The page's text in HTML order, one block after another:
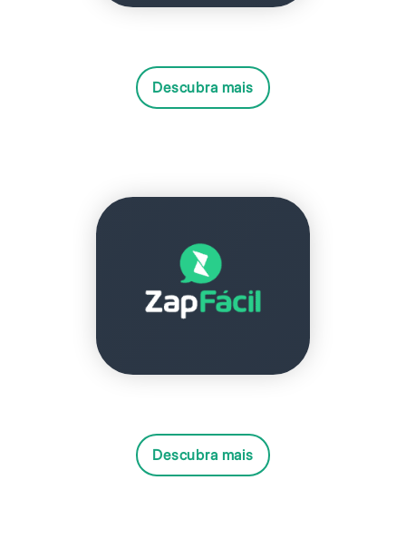
Descubra mais
Descubra mais